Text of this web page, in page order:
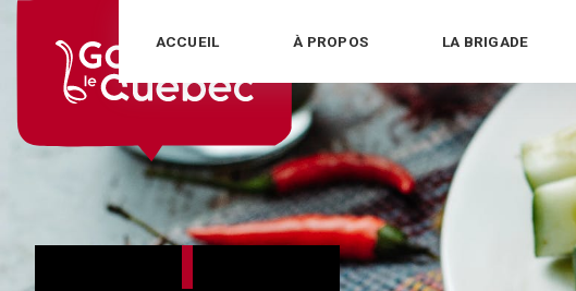
Skip
content
ACCUEIL À PROPOS LA BRIGADE